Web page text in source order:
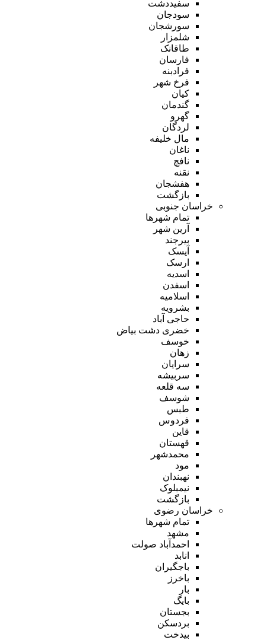
سفیددشت
سودجان
سورشجان
شلمزار
طاقانک
فارسان
فرادبنه
فرخ شهر
کیان
گندمان
گهرو
لردگان
مال خلیفه
ناغان
نافچ
نقنه
هفشجان
بازگشت
خراسان جنوبی
تمام شهر‌ها
آرین شهر
بیرجند
آیسک
ارسک
اسدیه
اسفدن
اسلامیه
بشرویه
حاجی آباد
خضری دشت بیاض
خوسف
زهان
سرایان
سربیشه
سه قلعه
شوسف
طبس
فردوس
قاین
قهستان
محمدشهر
مود
نهبندان
نیمبلوک
بازگشت
خراسان رضوی
تمام شهر‌ها
مشهد
احمدآباد صولت
انابد
باجگیران
باخرز
بار
بایگ
بجستان
بردسکن
بیدخت